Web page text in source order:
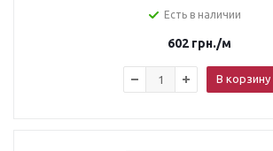
Есть в наличии
602грн./м
В корзину